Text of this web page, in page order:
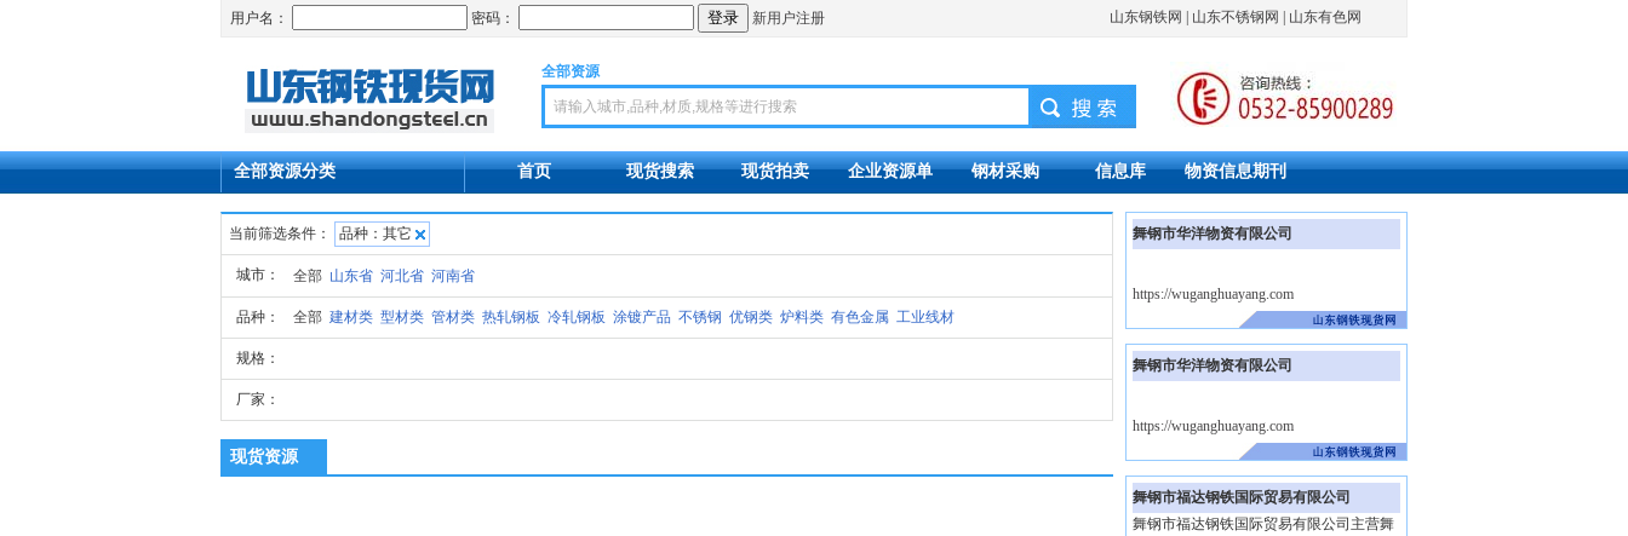
用户名： 密码： 新用户注册 山东钢铁网 山东不锈钢网 山东有色网
全部资源
全部资源分类 首页 现货搜索 现货拍卖 企业资源单 钢材采购 信息库 物资信息期刊
当前筛选条件： 品种：其它
城市： 全部 山东省 河北省 河南省
品种： 全部 建材类 型材类 管材类 热轧钢板 冷轧钢板 涂镀产品 不锈钢 优钢类 炉料类 有色金属 工业线材
规格：
厂家：
现货资源
舞钢市华洋物资有限公司
https://wuganghuayang.com
舞钢市华洋物资有限公司
https://wuganghuayang.com
舞钢市福达钢铁国际贸易有限公司
舞钢市福达钢铁国际贸易有限公司主营舞